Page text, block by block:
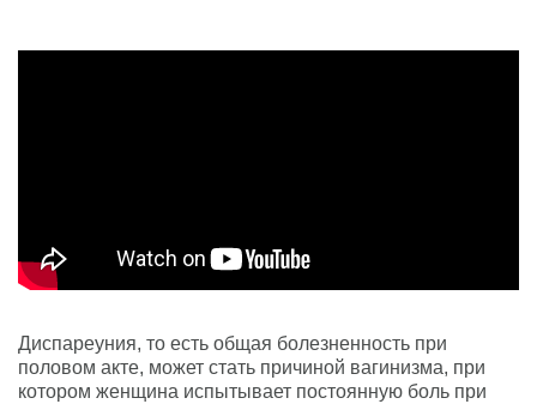
Диспареуния, то есть общая болезненность при
половом акте, может стать причиной вагинизма, при
котором женщина испытывает постоянную боль при